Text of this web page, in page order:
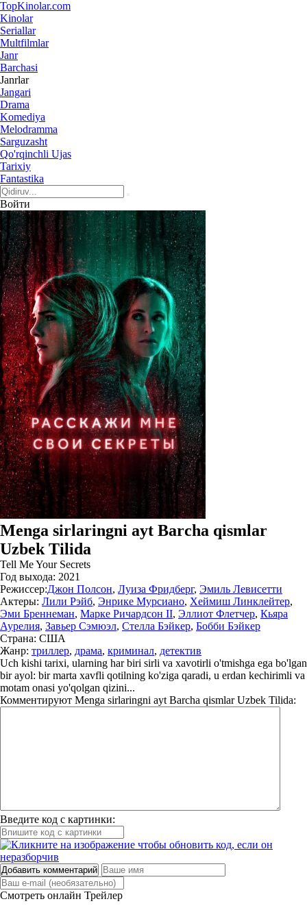
TopKinolar.com
Kinolar
Seriallar
Multfilmlar
Janr
Barchasi
Janrlar
Jangari
Drama
Komediya
Melodramma
Sarguzasht
Qo'rqinchli Ujas
Tarixiy
Fantastika
Войти
Menga sirlaringni ayt Barcha qismlar
Uzbek Tilida
Tell Me Your Secrets
Год выхода: 2021
Режиссер:Джон Полсон, Луиза Фридберг, Эмиль Левисетти
Актеры: Лили Рэйб, Энрике Мурсиано, Хеймиш Линклейтер,
Эми Бреннеман, Марке Ричардсон II, Эллиот Флетчер, Кьяра
Аурелия, Завьер Сэмюэл, Стелла Бэйкер, Бобби Бэйкер
Страна: США
Жанр: триллер, драма, криминал, детектив
Uch kishi tarixi, ularning har biri sirli va xavotirli o'tmishga ega bo'lgan
bir ayol: bir marta xavfli qotilning ko'ziga qaradi, u erdan kechirimli va
motam onasi yo'qolgan qizini...
Комментируют Menga sirlaringni ayt Barcha qismlar Uzbek Tilida:
Введите код с картинки:
Добавить комментарий
Смотреть онлайн Трейлер